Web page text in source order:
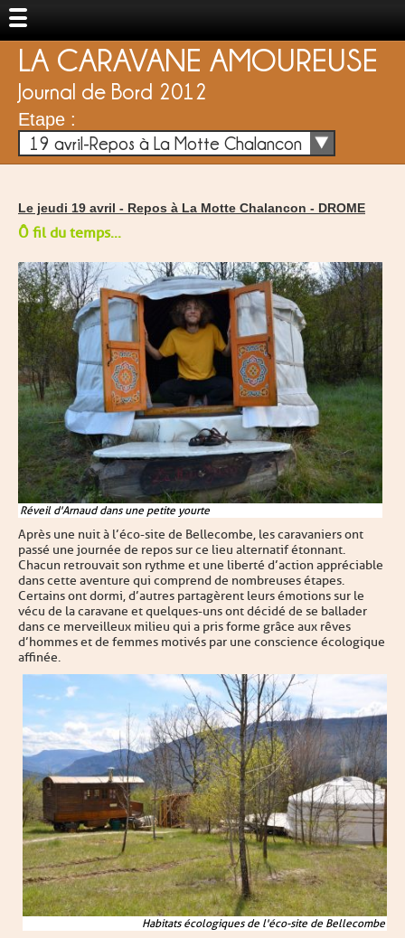
LA CARAVANE AMOUREUSE
Journal de Bord 2012
Etape :
19 avril-Repos à La Motte Chalancon
Le jeudi 19 avril - Repos à La Motte Chalancon - DROME
Ô fil du temps...
Réveil d'Arnaud dans une petite yourte
Après une nuit à l’éco-site de Bellecombe, les caravaniers ont
passé une journée de repos sur ce lieu alternatif étonnant.
Chacun retrouvait son rythme et une liberté d’action appréciable
dans cette aventure qui comprend de nombreuses étapes.
Certains ont dormi, d’autres partagèrent leurs émotions sur le
vécu de la caravane et quelques-uns ont décidé de se ballader
dans ce merveilleux milieu qui a pris forme grâce aux rêves
d’hommes et de femmes motivés par une conscience écologique
affinée.
Habitats écologiques de l'éco-site de Bellecombe